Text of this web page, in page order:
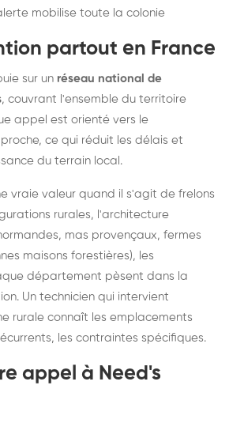
mobilise toute la colonie
partout en France
sur un réseau national de
, couvrant l'ensemble du territoire
appel est orienté vers le
ce qui réduit les délais et
du terrain local.
vraie valeur quand il s'agit de frelons
rurales, l'architecture
mas provençaux, fermes
maisons forestières), les
département pèsent dans la
Un technicien qui intervient
rurale connaît les emplacements
les contraintes spécifiques.
appel à Need's